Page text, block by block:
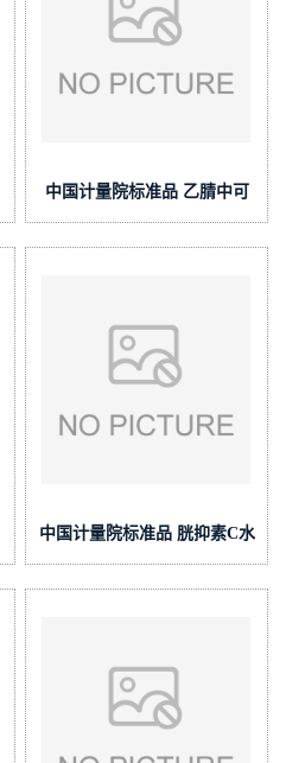
中国计量院标准品 乙腈中可
卡因溶液标准物质(泰坦供应)
中国计量院标准品 胱抑素C水
溶液标准物质(泰坦供应)